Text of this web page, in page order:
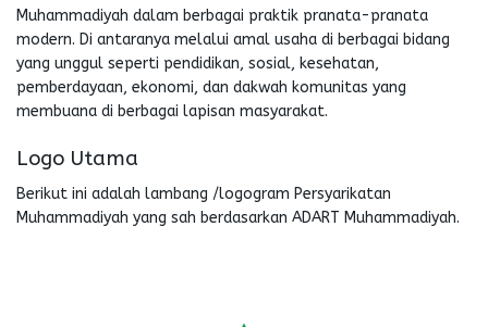
Muhammadiyah dalam berbagai praktik pranata-pranata
modern. Di antaranya melalui amal usaha di berbagai bidang
yang unggul seperti pendidikan, sosial, kesehatan,
pemberdayaan, ekonomi, dan dakwah komunitas yang
membuana di berbagai lapisan masyarakat.
Logo Utama
Berikut ini adalah lambang /logogram Persyarikatan
Muhammadiyah yang sah berdasarkan ADART Muhammadiyah.